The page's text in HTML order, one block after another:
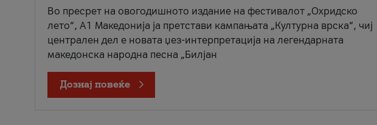
Во пресрет на овогодишното издание на фестивалот „Охридско
лето“, А1 Македонија ја претстави кампањата „Културна врска“, чиј
централен дел е новата џез-интерпретација на легендарната
македонска народна песна „Билјан
Дознај повеќе